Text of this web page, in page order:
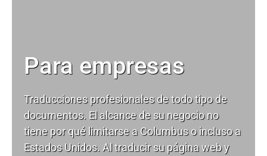
Para empresas
Traducciones profesionales de todo tipo de
documentos. El alcance de su negocio no
tiene por qué limitarse a Columbus o incluso a
Estados Unidos. Al traducir su página web y